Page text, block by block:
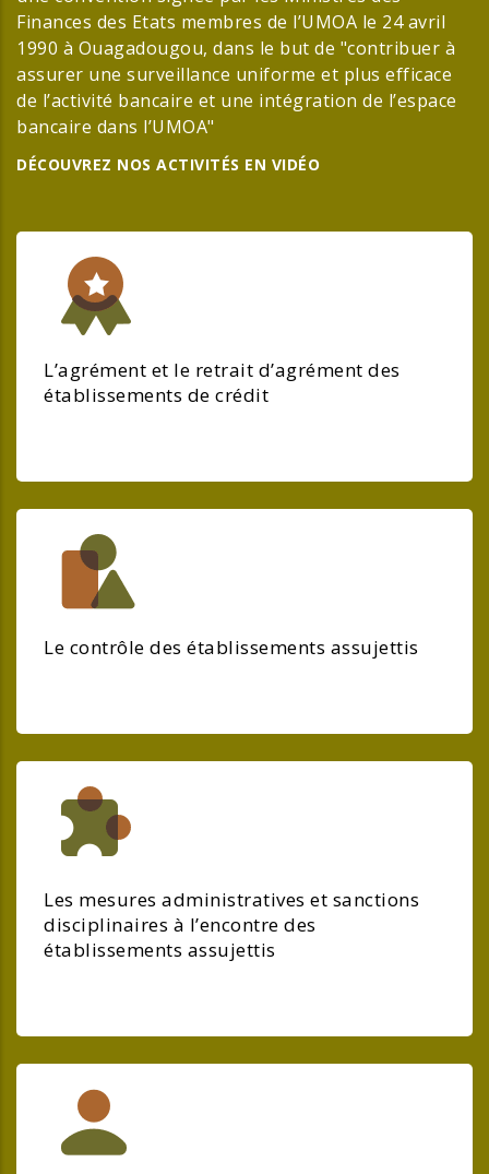
Finances des Etats membres de l’UMOA le 24 avril
1990 à Ouagadougou, dans le but de "contribuer à
assurer une surveillance uniforme et plus efficace
de l’activité bancaire et une intégration de l’espace
bancaire dans l’UMOA"
DÉCOUVREZ NOS ACTIVITÉS EN VIDÉO
L’agrément et le retrait d’agrément des
établissements de crédit
Le contrôle des établissements assujettis
Les mesures administratives et sanctions
disciplinaires à l’encontre des
établissements assujettis